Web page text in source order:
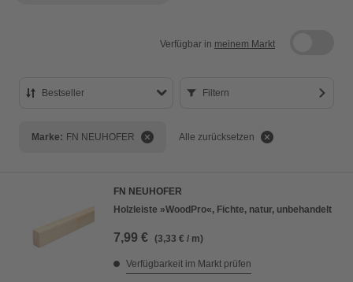
Verfügbar in meinem Markt
Bestseller
Bewertung
Filtern
Marke: FN NEUHOFER Alle zurücksetzen
FN NEUHOFER
Holzleiste »WoodPro«, Fichte, natur, unbehandelt
7,99 € (3,33 € / m)
Verfügbarkeit im Markt prüfen